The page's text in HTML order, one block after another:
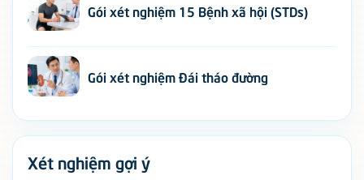
Gói xét nghiệm 15 Bệnh xã hội (STDs)
Gói xét nghiệm Đái tháo đường
Xét nghiệm gợi ý